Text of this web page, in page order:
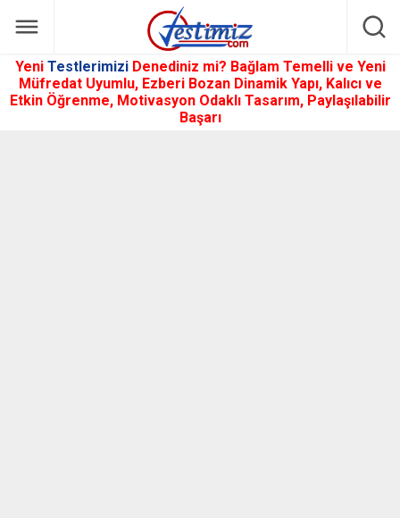
Yeni Testlerimizi Denediniz mi? Bağlam Temelli ve Yeni
Müfredat Uyumlu, Ezberi Bozan Dinamik Yapı, Kalıcı ve
Etkin Öğrenme, Motivasyon Odaklı Tasarım, Paylaşılabilir
Başarı